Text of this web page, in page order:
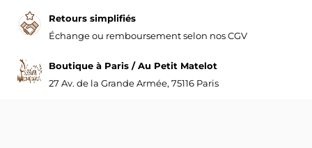
Retours simplifiés
Échange ou remboursement selon nos CGV
Boutique à Paris / Au Petit Matelot
27 Av. de la Grande Armée, 75116 Paris